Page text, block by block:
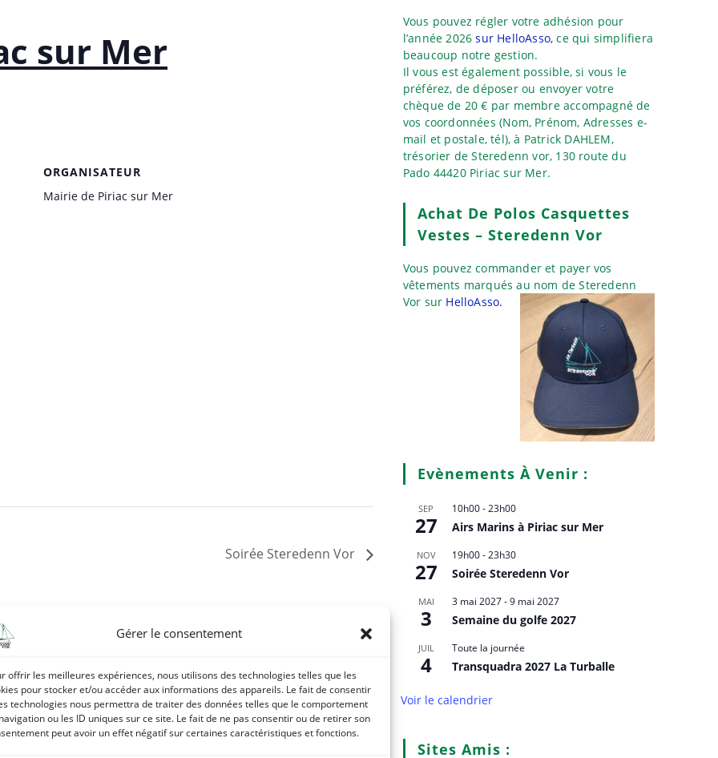
Gérer le consentement
offrir les meilleures expériences, nous utilisons des technologies telles que les
pour stocker et/ou accéder aux informations des appareils. Le fait de consentir
technologies nous permettra de traiter des données telles que le comportement
ou les ID uniques sur ce site. Le fait de ne pas consentir ou de retirer son
peut avoir un effet négatif sur certaines caractéristiques et fonctions.
sur Mer
ORGANISATEUR
Mairie de Piriac sur Mer
Soirée Steredenn Vor
Vous pouvez régler votre adhésion pour
l’année 2026sur HelloAsso,ce qui simplifiera
beaucoup notre gestion.
Il vous est également possible, si vous le
préférez, de déposer ou envoyer votre
chèque de 20 € par membre accompagné de
vos coordonnées (Nom, Prénom, Adresses e-
mail et postale, tél), à Patrick DAHLEM,
trésorier de Steredenn vor, 130 route du
Pado 44420 Piriac sur Mer.
Achat De Polos Casquettes
Vestes – Steredenn Vor
Vous pouvez commander et payer vos
vêtements marqués au nom de Steredenn
Vor sur HelloAsso.
Evènements À Venir :
SEP
27
10h00-23h00
Airs Marins à Piriac sur Mer
NOV
27
19h00-23h30
Soirée Steredenn Vor
MAI
3
3 mai 2027-9 mai 2027
Semaine du golfe 2027
JUIL
4
Toute la journée
Transquadra 2027 La Turballe
Voir le calendrier
Sites Amis :